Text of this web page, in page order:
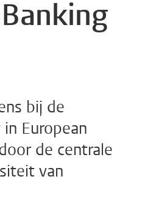
bij de
European
de centrale
van